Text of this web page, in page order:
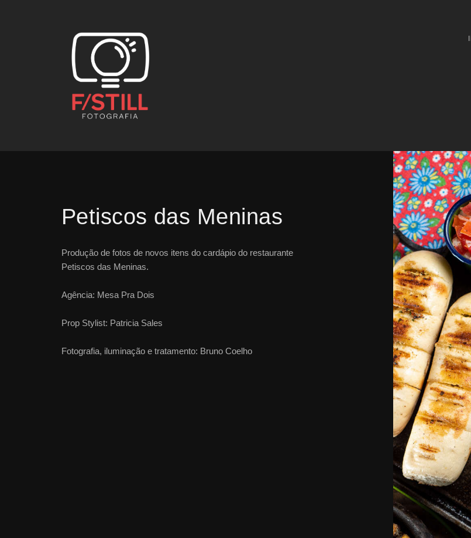
Petiscos das Meninas
Produção de fotos de novos itens do cardápio do restaurante
Petiscos das Meninas.
Agência: Mesa Pra Dois
Prop Stylist: Patricia Sales
Fotografia, iluminação e tratamento: Bruno Coelho